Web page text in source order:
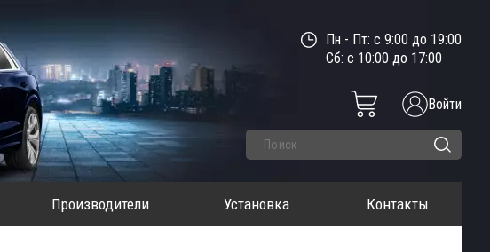
Пн - Пт: с 9:00 до 19:00
Сб: с 10:00 до 17:00
Войти
Производители Установка Контакты